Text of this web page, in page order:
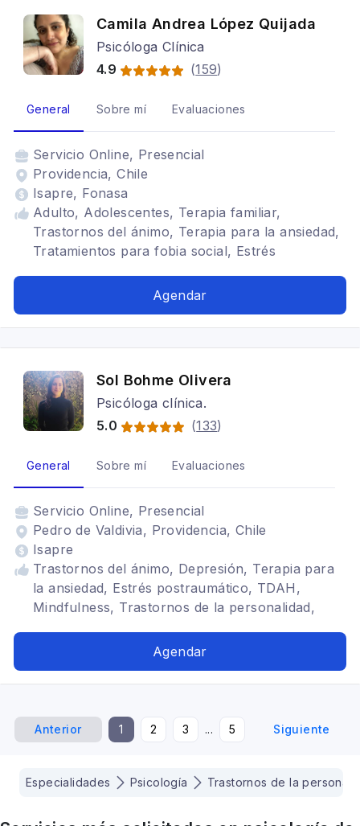
Camila Andrea López Quijada
Psicóloga Clínica
4.9
(159)
General Sobre mí Evaluaciones
Servicio Online, Presencial
Providencia, Chile
Isapre, Fonasa
Adulto, Adolescentes, Terapia familiar,
Trastornos del ánimo, Terapia para la ansiedad,
Tratamientos para fobia social, Estrés
Depresión, Terapia de pareja, Trastornos de la
Agendar
Sol Bohme Olivera
Psicóloga clínica.
5.0
(133)
General Sobre mí Evaluaciones
Servicio Online, Presencial
Pedro de Valdivia, Providencia, Chile
Isapre
Trastornos del ánimo, Depresión, Terapia para
la ansiedad, Estrés postraumático, TDAH,
Mindfulness, Trastornos de la personalidad,
relacionales, Regulación emocional, Duelo,
Agendar
Anterior 1 2 3 ... 5 Siguiente
Especialidades Psicología Trastornos de la